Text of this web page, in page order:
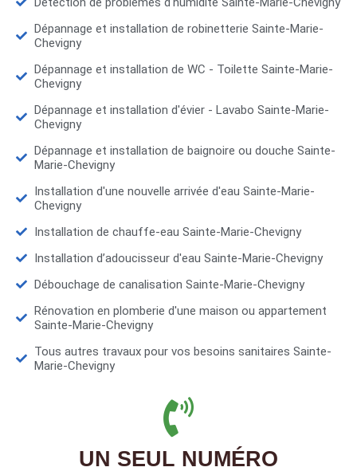
Dépannage et installation de robinetterie Sainte-Marie-
Chevigny
Dépannage et installation de WC - Toilette Sainte-Marie-
Chevigny
Dépannage et installation d'évier - Lavabo Sainte-Marie-
Chevigny
Dépannage et installation de baignoire ou douche Sainte-
Marie-Chevigny
Installation d'une nouvelle arrivée d'eau Sainte-Marie-
Chevigny
Installation de chauffe-eau Sainte-Marie-Chevigny
Installation d’adoucisseur d'eau Sainte-Marie-Chevigny
Débouchage de canalisation Sainte-Marie-Chevigny
Rénovation en plomberie d'une maison ou appartement
Sainte-Marie-Chevigny
Tous autres travaux pour vos besoins sanitaires Sainte-
Marie-Chevigny
UN SEUL NUMÉRO